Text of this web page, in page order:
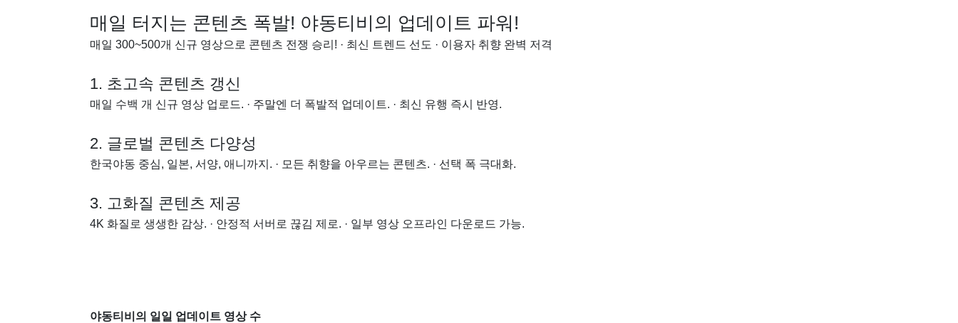
매일 터지는 콘텐츠 폭발! 야동티비의 업데이트 파워!
매일 300~500개 신규 영상으로 콘텐츠 전쟁 승리! · 최신 트렌드 선도 · 이용자 취향 완벽 저격
1. 초고속 콘텐츠 갱신
매일 수백 개 신규 영상 업로드. · 주말엔 더 폭발적 업데이트. · 최신 유행 즉시 반영.
2. 글로벌 콘텐츠 다양성
한국야동 중심, 일본, 서양, 애니까지. · 모든 취향을 아우르는 콘텐츠. · 선택 폭 극대화.
3. 고화질 콘텐츠 제공
4K 화질로 생생한 감상. · 안정적 서버로 끊김 제로. · 일부 영상 오프라인 다운로드 가능.
야동티비의 일일 업데이트 영상 수